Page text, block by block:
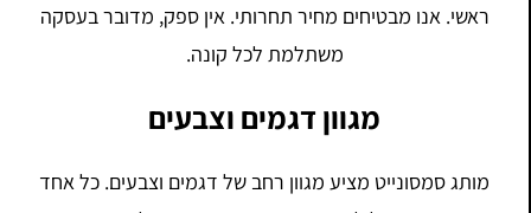
ראשי. אנו מבטיחים מחיר תחרותי. אין ספק, מדובר בעסקה
משתלמת לכל קונה.
מגוון דגמים וצבעים
מותג סמסונייט מציע מגוון רחב של דגמים וצבעים. כל אחד